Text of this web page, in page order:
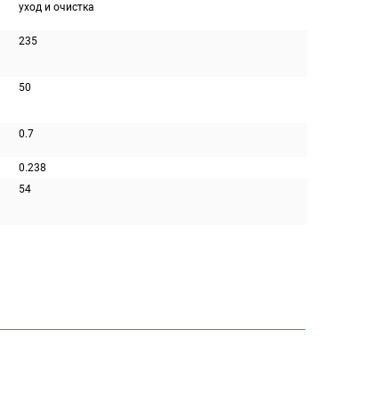
уход и очистка
235
50
0.7
0.238
54